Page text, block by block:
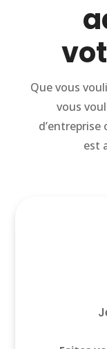
Que vous
vous
est